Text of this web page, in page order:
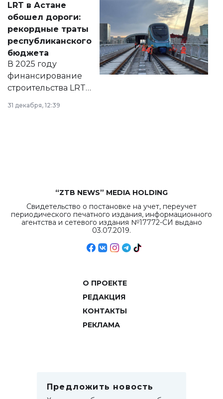
документ
появился в базе
нормативных
правовых актов и
на сайте маслихат
города.
LRT в Астане
обошел дороги:
рекордные траты
республиканского
бюджета
В 2025 году
финансирование
строительства LRT
в Астане из
республиканского
31 декабря, 12:39
“ZTB NEWS” MEDIA HOLDING
Свидетельство о постановке на учет, переучет
периодического печатного издания, информационного
агентства и сетевого издания №17772-СИ выдано
03.07.2019.
О ПРОЕКТЕ
РЕДАКЦИЯ
КОНТАКТЫ
РЕКЛАМА
Предложить новость